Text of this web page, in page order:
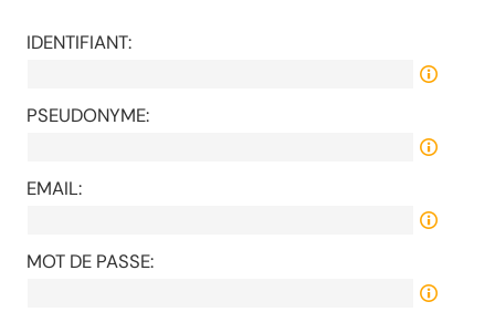
IDENTIFIANT:
PSEUDONYME:
EMAIL:
MOT DE PASSE: